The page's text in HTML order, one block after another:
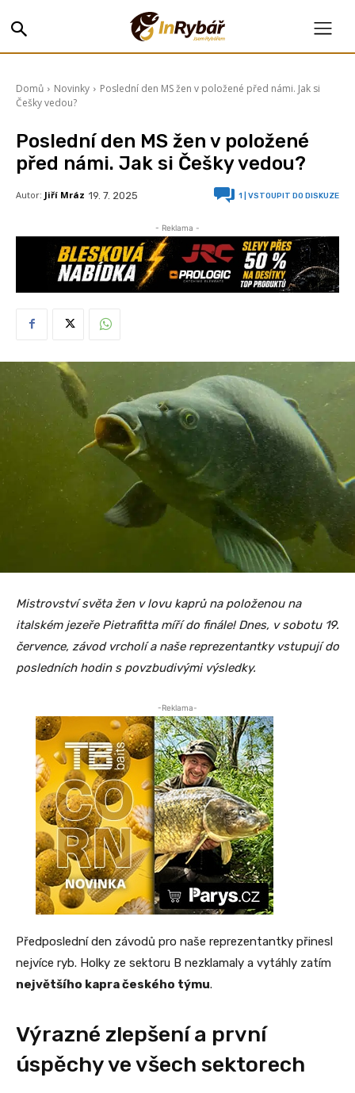
Domů Novinky
Poslední den MS žen v položené před námi. Jak si
Češky vedou?
Poslední den MS žen v položené
před námi. Jak si Češky vedou?
Autor: Jiří Mráz 19. 7. 2025 1 | VSTOUPIT DO DISKUZE
- Reklama -
Mistrovství světa žen v lovu kaprů na položenou na
italském jezeře Pietrafitta míří do finále! Dnes, v sobotu 19.
července, závod vrcholí a naše reprezentantky vstupují do
posledních hodin s povzbudivými výsledky.
-Reklama-
Předposlední den závodů pro naše reprezentantky přinesl
nejvíce ryb. Holky ze sektoru B nezklamaly a vytáhly zatím
největšího kapra českého týmu.
Výrazné zlepšení a první
úspěchy ve všech sektorech